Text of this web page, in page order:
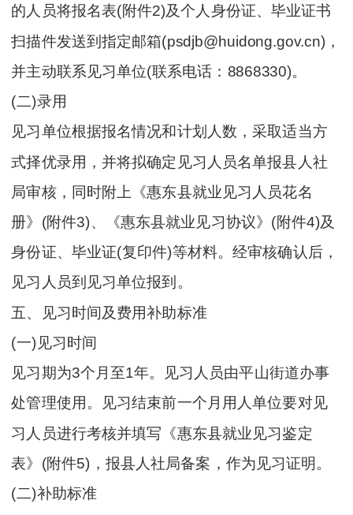
的人员将报名表(附件2)及个人身份证、毕业证书
扫描件发送到指定邮箱(psdjb@huidong.gov.cn)，
并主动联系见习单位(联系电话：8868330)。
(二)录用
见习单位根据报名情况和计划人数，采取适当方
式择优录用，并将拟确定见习人员名单报县人社
局审核，同时附上《惠东县就业见习人员花名
册》(附件3)、《惠东县就业见习协议》(附件4)及
身份证、毕业证(复印件)等材料。经审核确认后，
见习人员到见习单位报到。
五、见习时间及费用补助标准
(一)见习时间
见习期为3个月至1年。见习人员由平山街道办事
处管理使用。见习结束前一个月用人单位要对见
习人员进行考核并填写《惠东县就业见习鉴定
表》(附件5)，报县人社局备案，作为见习证明。
(二)补助标准